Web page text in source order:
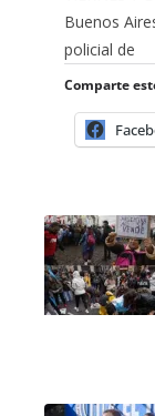
Buenos
policial de
Comparte